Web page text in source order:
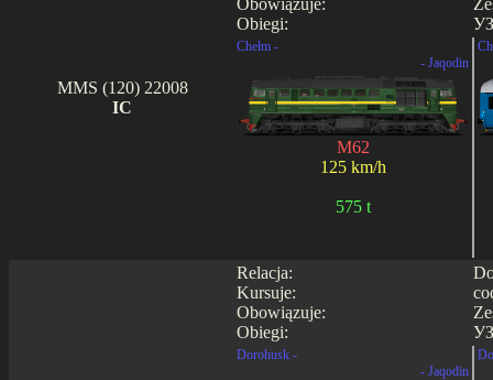
Obowiązuje:
Obiegi:
MMS (120) 22008
IC
Chełm -
- Jaqodin
M62
125 km/h
575 t
Relacja:
Kursuje:
Obowiązuje:
Obiegi:
Dorohusk -
- Jaqodin